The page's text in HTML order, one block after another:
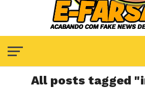
All posts tagged